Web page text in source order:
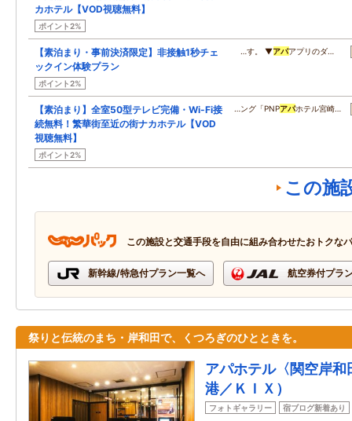
カホテル【VOD視聴無料】
ポイント2%
【素泊まり・事前決済限定】非接触1秒チェ
ックイン体験プラン
ポイント2%
…す。 ▼アパアプリのダ…
【素泊まり】全室50型テレビ完備・Wi-Fi接
続無料！繁華街至近の街ナカホテル【VOD
視聴無料】
ポイント2%
…ング「PNPアパホテル宮崎…
この施
この施設と交通手段を自由に組み合わせたおトクな
新幹線/特急付プラン一覧へ 航空券付プラ
祭りと伝統のまち・岸和田で、くつろぎのひとときを。
アパホテル〈関空岸
港／ＫＩＸ）
フォトギャラリー 宿ブログ新着あり